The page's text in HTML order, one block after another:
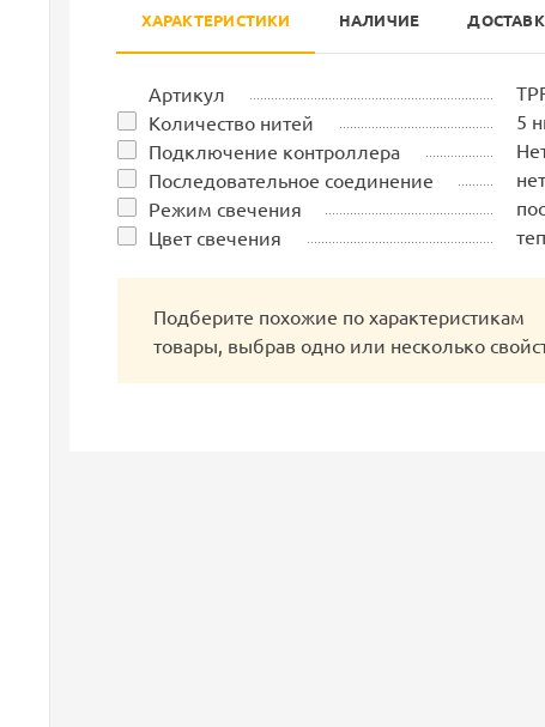
ХАРАКТЕРИСТИКИ НАЛИЧИЕ
Артикул
Количество нитей
5
Подключение контроллера
Последовательное соединение
нет
Режим свечения
Цвет свечения
Подберите похожие по характеристикам
товары, выбрав одно или несколько